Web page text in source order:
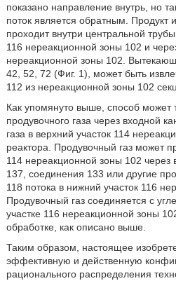
показано направление внутрь, но
поток является обратным. Продукт
проходит внутри центральной
116 нереакционной зоны 102 и
нереакционной зоны 102.
42, 52, 72 (Фиг. 1), может быть
112 из нереакционной зоны 102
Как упомянуто выше, способ может
продувочного газа через входной
газа в верхний участок 114
реактора. Продувочный газ может
114 нереакционной зоны 102 через
137, соединения 133 или другие
118 потока в нижний участок 116
Продувочный газ соединяется с
участке 116 нереакционной зоны
обработке, как описано выше.
Таким образом, настоящее
эффективную и действенную
рационального распределения